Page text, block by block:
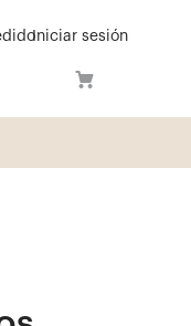
Iniciar sesión